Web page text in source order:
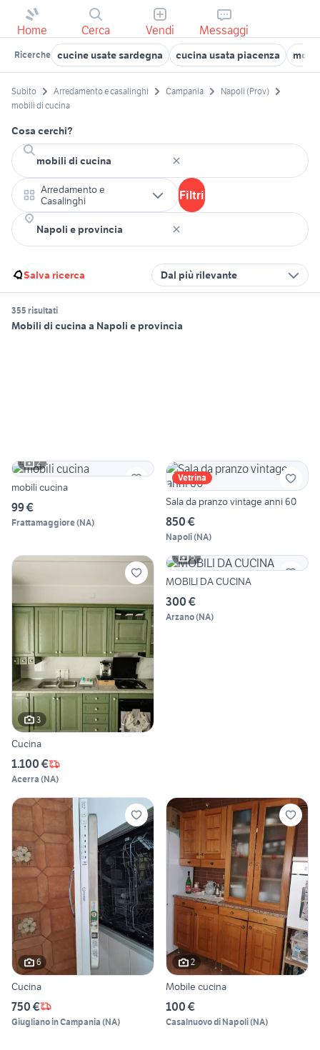
Home Cerca Vendi Messaggi
Ricerche cucine usate sardegna cucina usata piacenza
Subito Arredamento e casalinghi Campania
Napoli (Prov)
mobili di cucina
Cosa cerchi?
Arredamento e
Casalinghi
Filtri
Salva ricerca Dal più rilevante
355 risultati
Mobili di cucina a Napoli e provincia
2
mobili cucina
99 €
Frattamaggiore(NA)
Vetrina
Sala da pranzo vintage anni 60
850 €
Napoli(NA)
3
Cucina
1.100 €
Acerra (NA)
5
MOBILI DA CUCINA
300 €
Arzano(NA)
6
Cucina
750 €
Giugliano in Campania (NA)
2
Mobile cucina
100 €
Casalnuovo di Napoli(NA)